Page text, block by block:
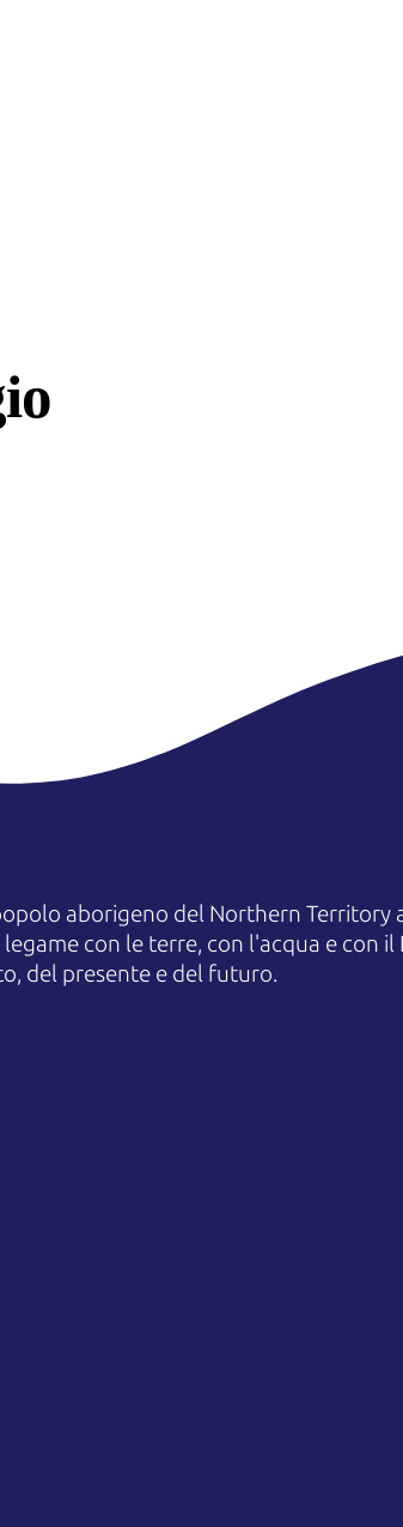
aborigeno del Northern Territory
con le terre, con l'acqua e con il
del presente e del futuro.